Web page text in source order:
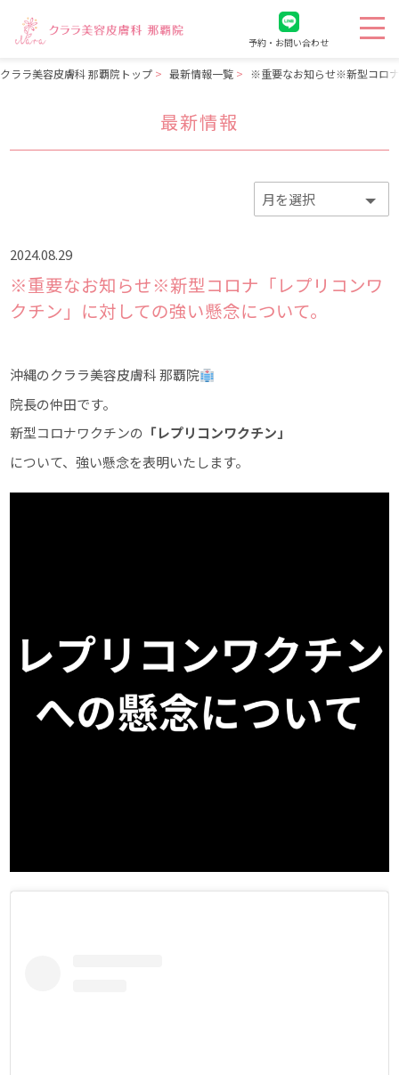
予約・お問い合わせ
クララ美容皮膚科 那覇院トップ 最新情報一覧 ※重要なお知らせ※新型コロ
最新情報
2024.08.29
※重要なお知らせ※新型コロナ「レプリコンワ
クチン」に対しての強い懸念について。
沖縄のクララ美容皮膚科 那覇院
院長の仲田です。
新型コロナワクチンの 「レプリコンワクチン」
について、強い懸念を表明いたします。